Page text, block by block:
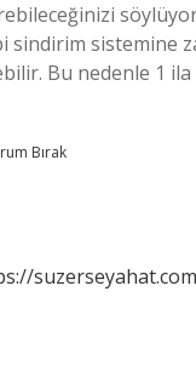
sindirim sistemine
Bu nedenle 1 ila
Bırak